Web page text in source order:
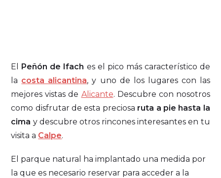
El Peñón de Ifach es el pico más característico de
la costa alicantina, y uno de los lugares con las
mejores vistas de Alicante. Descubre con nosotros
como disfrutar de esta preciosa ruta a pie hasta la
cima y descubre otros rincones interesantes en tu
visita a Calpe.
El parque natural ha implantado una medida por
la que es necesario reservar para acceder a la